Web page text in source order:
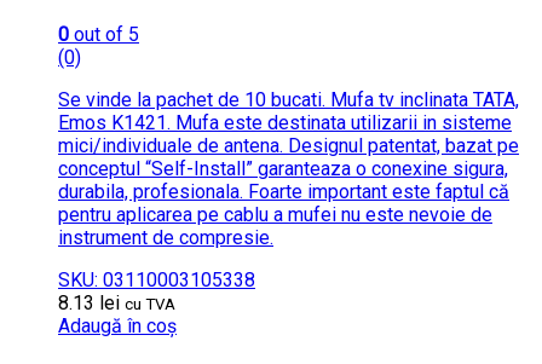
0 out of 5
(0)
Se vinde la pachet de 10 bucati. Mufa tv inclinata TATA,
Emos K1421. Mufa este destinata utilizarii in sisteme
mici/individuale de antena. Designul patentat, bazat pe
conceptul “Self-Install” garanteaza o conexine sigura,
durabila, profesionala. Foarte important este faptul că
pentru aplicarea pe cablu a mufei nu este nevoie de
instrument de compresie.
SKU: 03110003105338
8.13 lei cu TVA
Adaugă în coș